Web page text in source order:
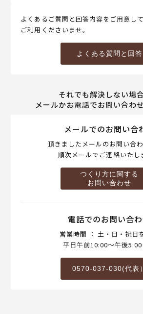
よくあるご質問と回答内容をご用意し
ご利用くださいませ。
よくある質問と回答
それでも解決しない場合
メールかお電話でお問い合わ
メールでのお問い合
頂きましたメールのお問い合わ
順次メールでご連絡いたし
つくり方に関する
お問い合わせ
電話でのお問い合
営業時間 ： 土・日・祝日
平日午前10:00～午後5:00
0570-037-030(代表）